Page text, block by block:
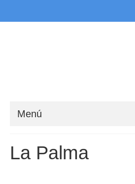
Menú
La Palma